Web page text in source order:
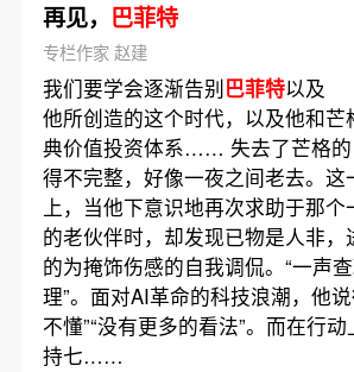
再见， 巴菲特
专栏作家 赵建
我们要学会逐渐告别巴菲特以及
他所创造的这个时代，以及他和芒
典价值投资体系…… 失去了芒格的
得不完整，好像一夜之间老去。这
上，当他下意识地再次求助于那个
的老伙伴时，却发现已物是人非，
的为掩饰伤感的自我调侃。“一声
理”。面对AI革命的科技浪潮，他
不懂”“没有更多的看法”。而在行
持七……